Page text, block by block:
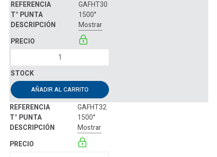
GAFHT30
1500°
Mostrar
AÑADIR AL CARRITO
GAFHT32
1500°
Mostrar